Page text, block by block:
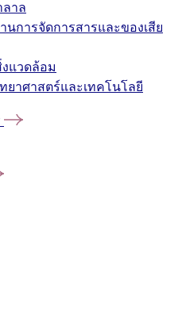
ลาล
นการจัดการสารและของเสีย
แวดล้อม
ยาศาสตร์และเทคโนโลยี